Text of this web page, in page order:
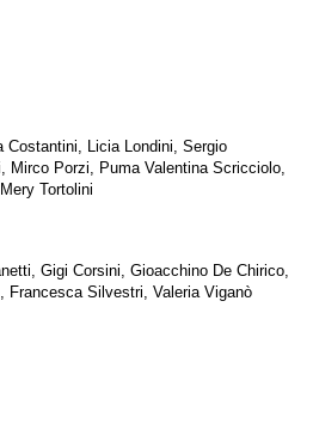
Costantini, Licia Londini, Sergio
, Mirco Porzi, Puma Valentina Scricciolo,
Tortolini
, Gigi Corsini, Gioacchino De Chirico,
, Francesca Silvestri, Valeria Viganò